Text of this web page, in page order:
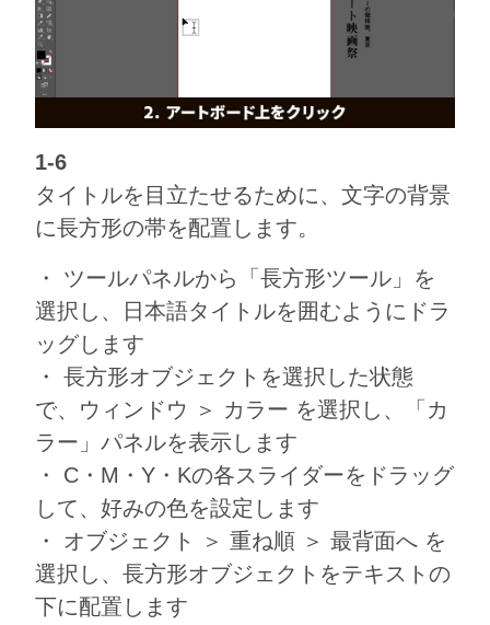
1-6
タイトルを目立たせるために、文字の背景
に長方形の帯を配置します。
・ ツールパネルから「長方形ツール」を
選択し、日本語タイトルを囲むようにドラ
ッグします
・ 長方形オブジェクトを選択した状態
で、ウィンドウ ＞ カラー を選択し、「カ
ラー」パネルを表示します
・ C・M・Y・Kの各スライダーをドラッグ
して、好みの色を設定します
・ オブジェクト ＞ 重ね順 ＞ 最背面へ を
選択し、長方形オブジェクトをテキストの
下に配置します